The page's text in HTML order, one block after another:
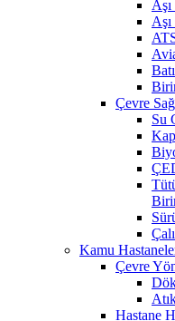
Çevre
Su
Kamu
Çevre
Hastane